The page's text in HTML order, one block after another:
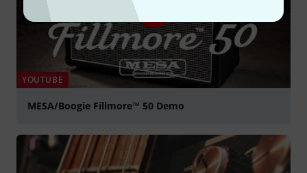
YOUTUBE
MESA/Boogie Fillmore™ 50 Demo